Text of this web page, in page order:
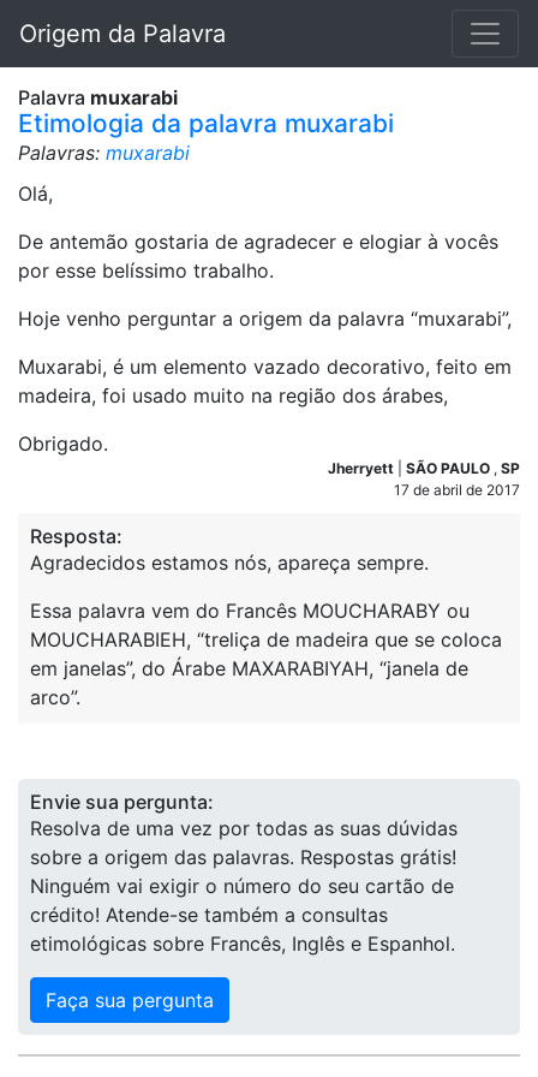
Origem da Palavra
Palavra muxarabi
Etimologia da palavra muxarabi
Palavras: muxarabi
Olá,
De antemão gostaria de agradecer e elogiar à vocês
por esse belíssimo trabalho.
Hoje venho perguntar a origem da palavra “muxarabi”,
Muxarabi, é um elemento vazado decorativo, feito em
madeira, foi usado muito na região dos árabes,
Obrigado.
Jherryett SÃO PAULO , SP
17 de abril de 2017
Resposta:
Agradecidos estamos nós, apareça sempre.
Essa palavra vem do Francês MOUCHARABY ou
MOUCHARABIEH, “treliça de madeira que se coloca
em janelas”, do Árabe MAXARABIYAH, “janela de
arco”.
Envie sua pergunta:
Resolva de uma vez por todas as suas dúvidas
sobre a origem das palavras. Respostas grátis!
Ninguém vai exigir o número do seu cartão de
crédito! Atende-se também a consultas
etimológicas sobre Francês, Inglês e Espanhol.
Faça sua pergunta